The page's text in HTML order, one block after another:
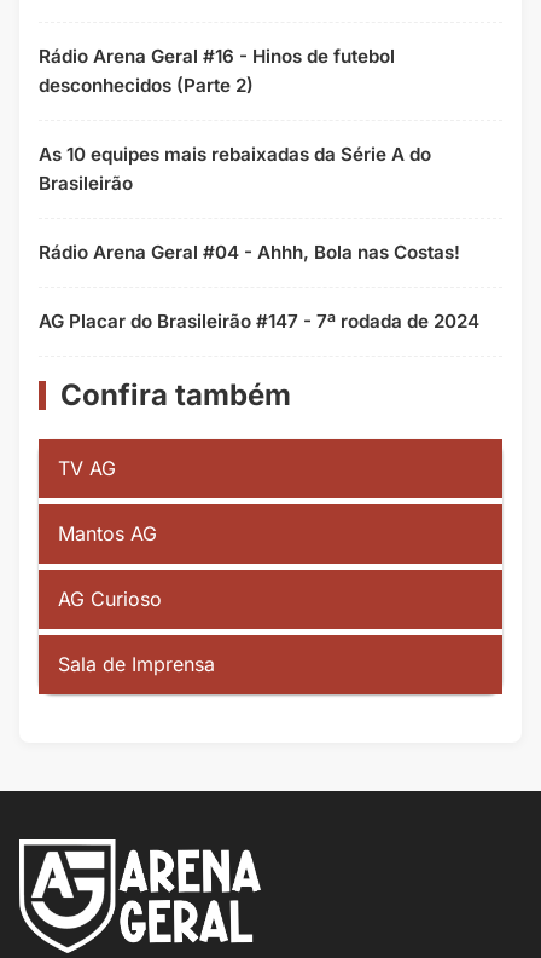
Rádio Arena Geral #16 - Hinos de futebol
desconhecidos (Parte 2)
As 10 equipes mais rebaixadas da Série A do
Brasileirão
Rádio Arena Geral #04 - Ahhh, Bola nas Costas!
AG Placar do Brasileirão #147 - 7ª rodada de 2024
Confira também
TV AG
Mantos AG
AG Curioso
Sala de Imprensa